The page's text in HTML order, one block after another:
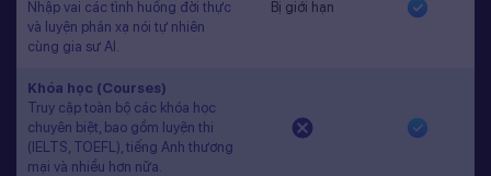
Nhập vai các tình huống đời thực
và luyện phản xạ nói tự nhiên
cùng gia sư AI.
Bị giới hạn
Khóa học (Courses)
Truy cập toàn bộ các khóa học
chuyên biệt, bao gồm luyện thi
(IELTS, TOEFL), tiếng Anh thương
mại và nhiều hơn nữa.